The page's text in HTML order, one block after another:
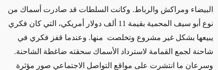
البيضاء ومراكش والرباط. وكانت السلطات قد صادرت أسماك من
نوع أبو سيف المحمية بقيمة 11 ألف دولار أمريكي، التي كان فكري
يبيعها بشكل غير مشروع وتخلصت منها. وعندما قفز فكري في
شاحنة لجمع القمامة لاسترداد الأسماك سحقته ضاغطة الشاحنة.
وسرعان ما انتشرت على مواقع التواصل الاجتماعي صور مؤثرة